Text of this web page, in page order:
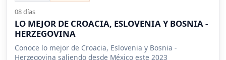
08 días
LO MEJOR DE CROACIA, ESLOVENIA Y BOSNIA -
HERZEGOVINA
Conoce lo mejor de Croacia, Eslovenia y Bosnia -
Herzegovina saliendo desde México este 2023